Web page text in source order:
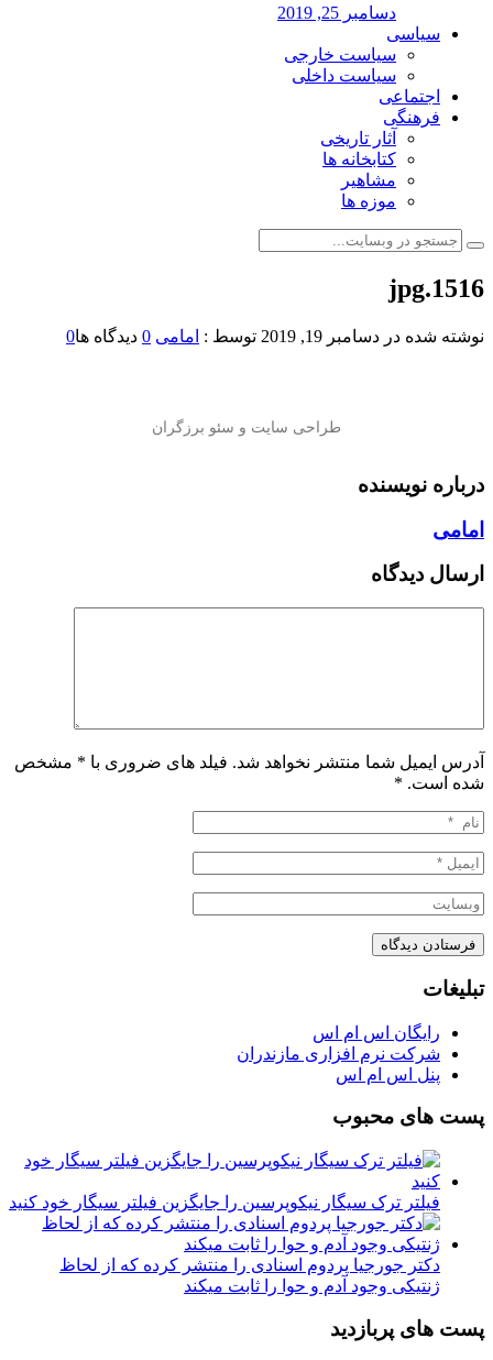
دسامبر 25, 2019
سیاسی
سیاست خارجی
سیاست داخلی
اجتماعی
فرهنگی
آثار تاریخی
کتابخانه ها
مشاهیر
موزه ها
1516.jpg
نوشته شده در دسامبر 19, 2019 توسط : امامی 0 دیدگاه ها0
درباره نویسنده
امامی
ارسال دیدگاه
آدرس ایمیل شما منتشر نخواهد شد. فیلد های ضروری با * مشخص
شده است. *
تبلیغات
رایگان اس ام اس
شرکت نرم افزاری مازندران
پنل اس ام اس
پست های محبوب
فیلتر ترک سیگار نیکوپرسین را جایگزین فیلتر سیگار خود کنید
دکتر جورجیا پردوم اسنادی را منتشر کرده که از لحاظ
ژنتیکی وجود آدم و حوا را ثابت میکند
پست های پربازدید